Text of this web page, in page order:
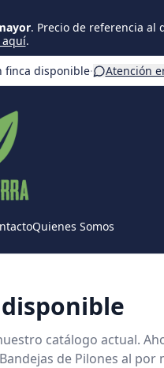
. Precio de referencia al
aquí.
finca disponible· Atención
Quienes Somos
catálogo actual.
de Pilones al por